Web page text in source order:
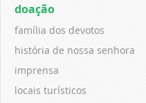
doação
família dos devotos
história de nossa senhora
imprensa
locais turísticos